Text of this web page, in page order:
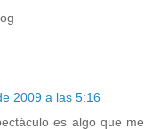
2009 a las 5:16
es algo que me